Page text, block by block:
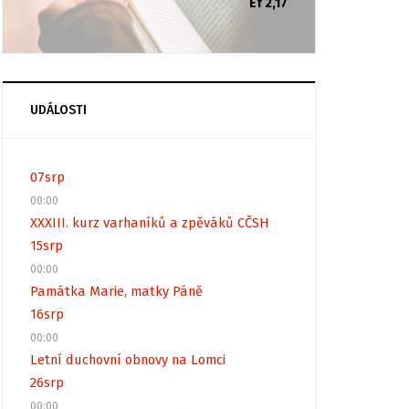
Ef 2,17
UDÁLOSTI
07srp
00:00
XXXIII. kurz varhaníků a zpěváků CČSH
15srp
00:00
Památka Marie, matky Páně
16srp
00:00
Letní duchovní obnovy na Lomci
26srp
00:00